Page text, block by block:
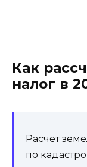
Как
налог в
Расчёт
по